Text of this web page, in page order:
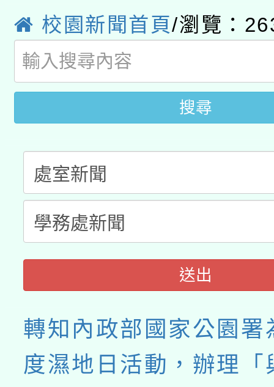
業技術研究院辦理「
用水績優單位及節水達
動」
115年8月22日(星期六
桃園市孔廟祈福系列
開 智慧啟航」
2026年桃園地景藝術
「2026桃園藝術巡演
校園新聞首頁/瀏覽：
搜尋
送出
轉知內政部國家公園
度濕地日活動，辦理「